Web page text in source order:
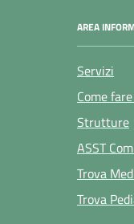
AREA
Servizi
Come
Strutture
ASST
Trova
Trova